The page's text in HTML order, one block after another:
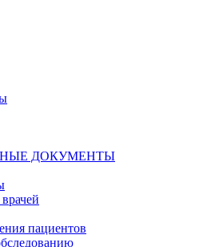
ДОКУМЕНТЫ
пациентов